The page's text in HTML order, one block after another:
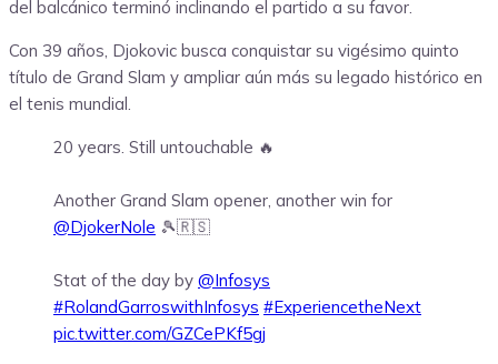
del balcánico terminó inclinando el partido a su favor.
Con 39 años, Djokovic busca conquistar su vigésimo quinto
título de Grand Slam y ampliar aún más su legado histórico en
el tenis mundial.
20 years. Still untouchable 🔥
Another Grand Slam opener, another win for
@DjokerNole 🎾🇷🇸
Stat of the day by @Infosys
#RolandGarroswithInfosys #ExperiencetheNext
pic.twitter.com/GZCePKf5gj